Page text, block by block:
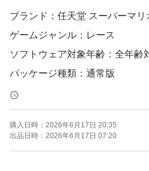
ブランド：任天堂 スーパーマリ
ゲームジャンル：レース
ソフトウェア対象年齢：全年齢
パッケージ種類：通常版
オンライン：オンライン対応
プレイモード：TVモード対応
ード対応
amiibo対応：amiibo対応
購入日時： 2026年6月17日 20:35
出品日時： 2026年6月17日 07:20